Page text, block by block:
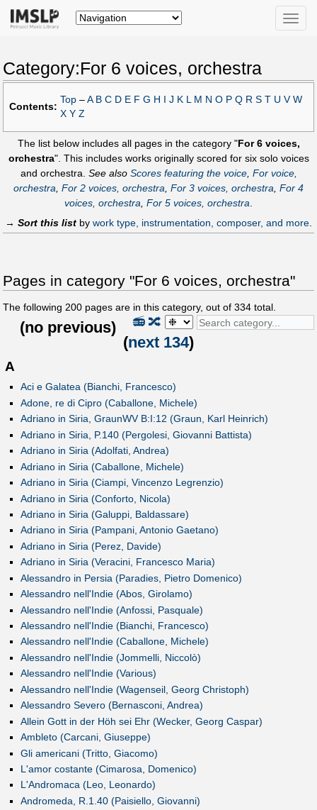
Toggle
Category:For 6 voices, orchestra
Contents:
Top – A B C D E F G H J K M N O P Q R S T U V W
X Y Z
The list below includes all pages in the category "For 6 voices,
orchestra". This includes works originally scored for six solo voices
and orchestra. See also Scores featuring the voice, For voice,
orchestra, For 2 voices, orchestra, For 3 voices, orchestra, For 4
voices, orchestra, For 5 voices, orchestra.
→ Sort this list by work type, instrumentation, composer, and more.
Pages in category "For 6 voices, orchestra"
The following 200 pages are in this category, out of 334 total.
🔀
📻
(no previous)
(next 134)
A
Aci e Galatea (Bianchi, Francesco)
Adone, re di Cipro (Caballone, Michele)
Adriano in Siria, GraunWV B:I:12 (Graun, Karl Heinrich)
Adriano in Siria, P.140 (Pergolesi, Giovanni Battista)
Adriano in Siria (Adolfati, Andrea)
Adriano in Siria (Caballone, Michele)
Adriano in Siria (Ciampi, Vincenzo Legrenzio)
Adriano in Siria (Conforto, Nicola)
Adriano in Siria (Galuppi, Baldassare)
Adriano in Siria (Pampani, Antonio Gaetano)
Adriano in Siria (Perez, Davide)
Adriano in Siria (Veracini, Francesco Maria)
Alessandro in Persia (Paradies, Pietro Domenico)
Alessandro nell'Indie (Abos, Girolamo)
Alessandro nell'Indie (Anfossi, Pasquale)
Alessandro nell'Indie (Bianchi, Francesco)
Alessandro nell'Indie (Caballone, Michele)
Alessandro nell'Indie (Jommelli, Niccolò)
Alessandro nell'Indie (Various)
Alessandro nell'Indie (Wagenseil, Georg Christoph)
Alessandro Severo (Bernasconi, Andrea)
Allein Gott in der Höh sei Ehr (Wecker, Georg Caspar)
Ambleto (Carcani, Giuseppe)
Gli americani (Tritto, Giacomo)
L'amor costante (Cimarosa, Domenico)
L'Andromaca (Leo, Leonardo)
Andromeda, R.1.40 (Paisiello, Giovanni)